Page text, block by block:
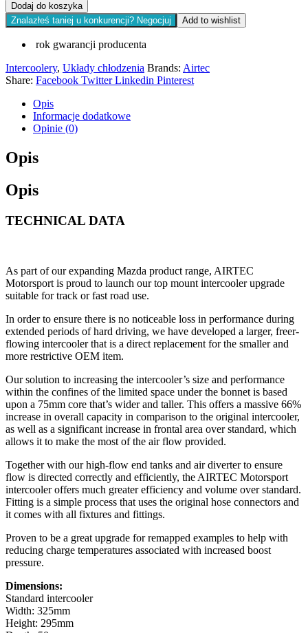
Dodaj do koszyka
Znalazłeś taniej u konkurencji? Negocjuj
Add to wishlist
rok gwarancji producenta
Intercoolery, Układy chłodzenia Brands: Airtec
Share: Facebook Twitter Linkedin Pinterest
Opis
Informacje dodatkowe
Opinie (0)
Opis
Opis
TECHNICAL DATA
As part of our expanding Mazda product range, AIRTEC
Motorsport is proud to launch our top mount intercooler upgrade
suitable for track or fast road use.
In order to ensure there is no noticeable loss in performance during
extended periods of hard driving, we have developed a larger, freer-
flowing intercooler that is a direct replacement for the smaller and
more restrictive OEM item.
Our solution to increasing the intercooler’s size and performance
within the confines of the limited space under the bonnet is based
upon a 75mm core that’s wider and taller. This offers a massive 66%
increase in overall capacity in comparison to the original intercooler,
as well as a significant increase in frontal area over standard, which
allows it to make the most of the air flow provided.
Together with our high-flow end tanks and air diverter to ensure
flow is directed correctly and efficiently, the AIRTEC Motorsport
intercooler offers much greater efficiency and volume over standard.
Fitting is a simple process that uses the original hose connectors and
it comes with all fixtures and fittings.
Proven to be a great upgrade for remapped examples to help with
reducing charge temperatures associated with increased boost
pressure.
Dimensions:
Standard intercooler
Width: 325mm
Height: 295mm